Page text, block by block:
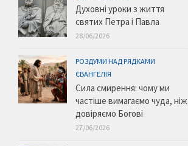
Духовні уроки з життя
святих Петра і Павла
28/06/2026
РОЗДУМИ НАД РЯДКАМИ
ЄВАНГЕЛІЯ
Сила смирення: чому ми
частіше вимагаємо чуда, ніж
довіряємо Богові
27/06/2026